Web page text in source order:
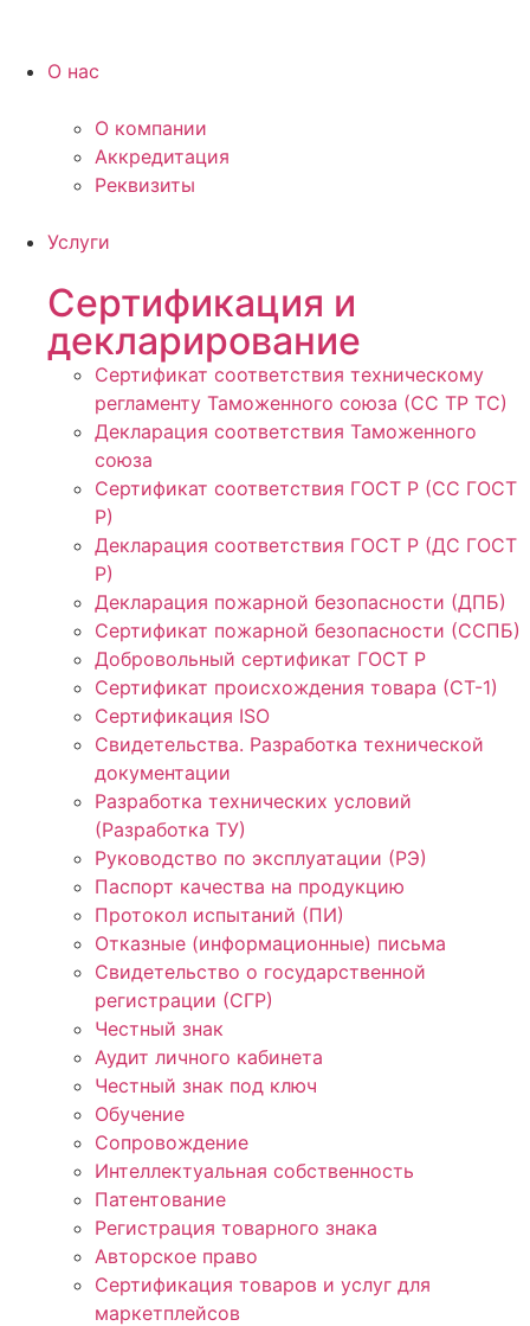
О нас
О компании
Аккредитация
Реквизиты
Услуги
Сертификация и
декларирование
Сертификат соответствия техническому
регламенту Таможенного союза (СС ТР ТС)
Декларация соответствия Таможенного
союза
Сертификат соответствия ГОСТ Р (СС ГОСТ
Р)
Декларация соответствия ГОСТ Р (ДС ГОСТ
Р)
Декларация пожарной безопасности (ДПБ)
Сертификат пожарной безопасности (ССПБ)
Добровольный сертификат ГОСТ Р
Сертификат происхождения товара (СТ-1)
Сертификация ISO
Свидетельства. Разработка технической
документации
Разработка технических условий
(Разработка ТУ)
Руководство по эксплуатации (РЭ)
Паспорт качества на продукцию
Протокол испытаний (ПИ)
Отказные (информационные) письма
Свидетельство о государственной
регистрации (СГР)
Честный знак
Аудит личного кабинета
Честный знак под ключ
Обучение
Сопровождение
Интеллектуальная собственность
Патентование
Регистрация товарного знака
Авторское право
Сертификация товаров и услуг для
маркетплейсов